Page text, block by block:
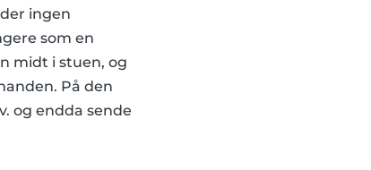
ingen
som en
midt i stuen, og
På den
og endda sende